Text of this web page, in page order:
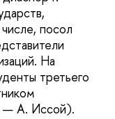
посол
На
третьего
— А. Иссой).